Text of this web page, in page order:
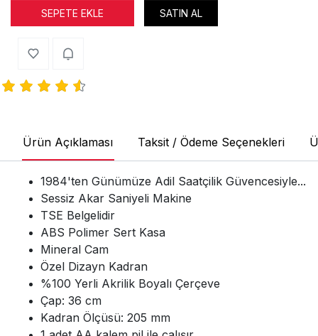
SEPETE EKLE SATIN AL
Ürün Açıklaması Taksit / Ödeme Seçenekleri
1984'ten Günümüze Adil Saatçilik Güvencesiyle...
Sessiz Akar Saniyeli Makine
TSE Belgelidir
ABS Polimer Sert Kasa
Mineral Cam
Özel Dizayn Kadran
%100 Yerli Akrilik Boyalı Çerçeve
Çap: 36 cm
Kadran Ölçüsü: 205 mm